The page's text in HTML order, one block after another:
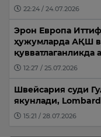
22:24 / 24.07.2026
Эрон Европа
ҳужумларда АҚШ
қувватлаганликда
12:27 / 25.07.2026
Швейсария суди
якунлади,
15:21 / 28.07.2026